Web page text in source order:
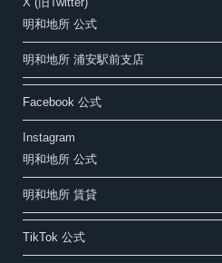
明和地所 公式
明和地所 浦安駅前支店
Facebook 公式
Instagram
明和地所 公式
明和地所 賃貸
TikTok 公式